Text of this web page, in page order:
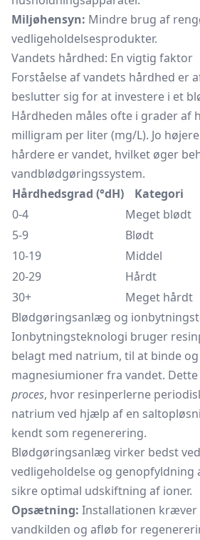
Miljøhensyn: Mindre brug af
vedligeholdelsesprodukter.
Vandets hårdhed: En vigtig faktor
Forståelse af vandets hårdhed er
beslutter sig for at investere i et
Hårdheden måles ofte i grader af
milligram per liter (mg/L). Jo
hårdere er vandet, hvilket øger
vandblødgøringssystem.
Hårdhedsgrad (°dH)
Kategori
0-4
Meget blødt
5-9
Blødt
10-19
Middel
20-29
Hårdt
30+
Meget hårdt
Blødgøringsanlæg og
Ionbytningsteknologi bruger
belagt med natrium, til at binde
magnesiumioner fra vandet. Dette
proces, hvor resinperlerne
natrium ved hjælp af en
kendt som regenerering.
Blødgøringsanlæg virker bedst
vedligeholdelse og genopfyldning
sikre optimal udskiftning af ioner.
Opsætning: Installationen
vandkilden og afløb for